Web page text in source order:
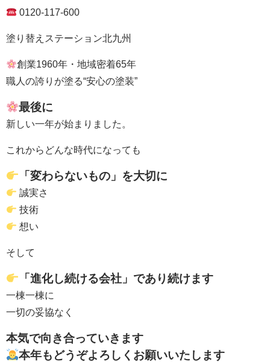
0120-117-600
塗り替えステーション北九州
創業1960年・地域密着65年
職人の誇りが塗る“安心の塗装”
最後に
新しい一年が始まりました。
これからどんな時代になっても
「変わらないもの」を大切に
誠実さ
技術
想い
そして
「進化し続ける会社」であり続けます
一棟一棟に
一切の妥協なく
本気で向き合っていきます
本年もどうぞよろしくお願いいたします